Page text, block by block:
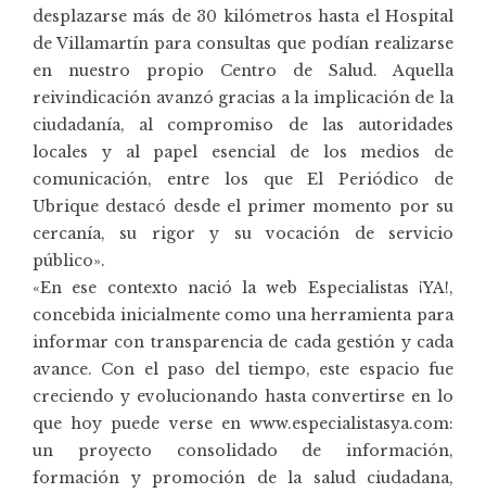
desplazarse más de 30 kilómetros hasta el Hospital
de Villamartín para consultas que podían realizarse
en nuestro propio Centro de Salud. Aquella
reivindicación avanzó gracias a la implicación de la
ciudadanía, al compromiso de las autoridades
locales y al papel esencial de los medios de
comunicación, entre los que El Periódico de
Ubrique destacó desde el primer momento por su
cercanía, su rigor y su vocación de servicio
público».
«En ese contexto nació la web Especialistas ¡YA!,
concebida inicialmente como una herramienta para
informar con transparencia de cada gestión y cada
avance. Con el paso del tiempo, este espacio fue
creciendo y evolucionando hasta convertirse en lo
que hoy puede verse en www.especialistasya.com:
un proyecto consolidado de información,
formación y promoción de la salud ciudadana,